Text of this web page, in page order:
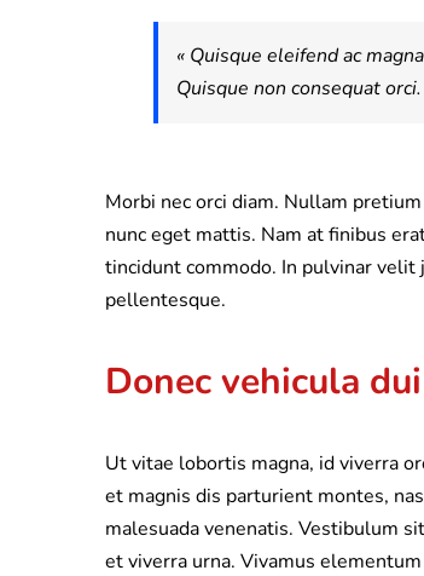
« Quisque eleifend ac
Quisque non consequat
Morbi nec orci diam. Nullam
nunc eget mattis. Nam at finibus
tincidunt commodo. In pulvinar
pellentesque.
Donec vehicula
Ut vitae lobortis magna, id viverra
et magnis dis parturient montes,
malesuada venenatis. Vestibulum
et viverra urna. Vivamus